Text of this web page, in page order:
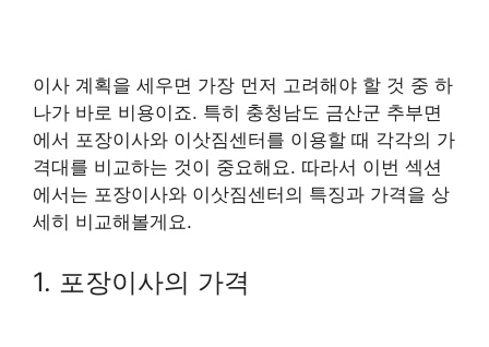
이사 계획을 세우면 가장 먼저 고려해야 할 것 중 하
나가 바로 비용이죠. 특히 충청남도 금산군 추부면
에서 포장이사와 이삿짐센터를 이용할 때 각각의 가
격대를 비교하는 것이 중요해요. 따라서 이번 섹션
에서는 포장이사와 이삿짐센터의 특징과 가격을 상
세히 비교해볼게요.
1. 포장이사의 가격